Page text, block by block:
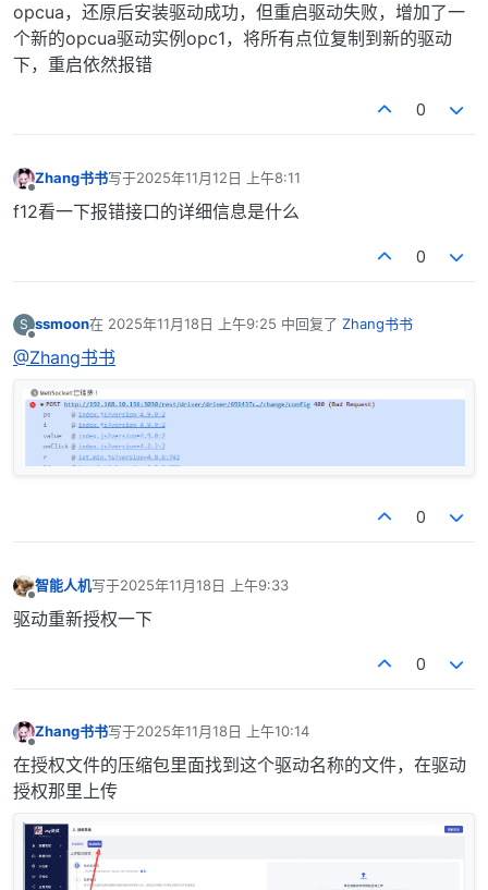
opcua，还原后安装驱动成功，但重启驱动失败，增加了一
个新的opcua驱动实例opc1，将所有点位复制到新的驱动
下，重启依然报错
0
Zhang书书写于2025年11月12日 上午8:11
最后由 编辑
f12看一下报错接口的详细信息是什么
0
S ssmoon在 2025年11月18日 上午9:25 中回复了 Zhang书书
最后由 编辑
@Zhang书书
0
智能人机写于2025年11月18日 上午9:33
最后由 编辑
驱动重新授权一下
0
离线
Zhang书书写于2025年11月18日 上午10:14
最后由 编辑
在授权文件的压缩包里面找到这个驱动名称的文件，在驱动
授权那里上传